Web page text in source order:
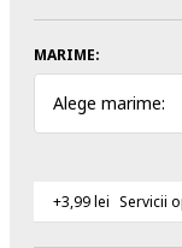
MARIME:
Alege marime:
+3,99 lei Servicii